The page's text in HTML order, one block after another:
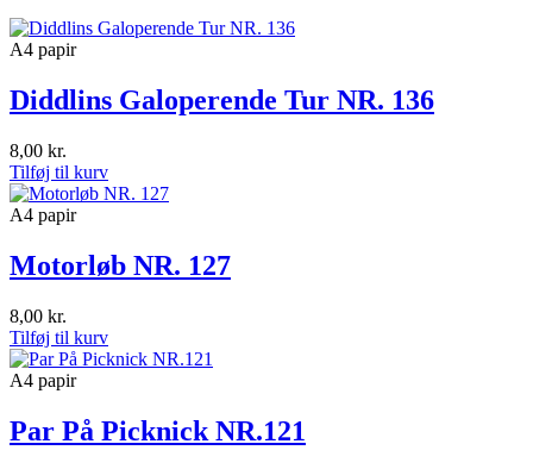
A4 papir
Diddlins Galoperende Tur NR. 136
8,00 kr.
Tilføj til kurv
A4 papir
Motorløb NR. 127
8,00 kr.
Tilføj til kurv
A4 papir
Par På Picknick NR.121